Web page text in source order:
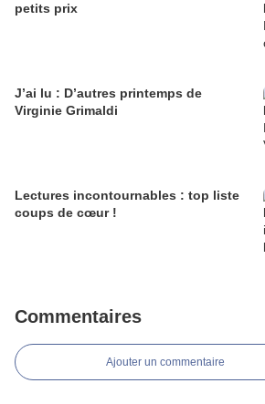
petits prix
J’ai lu : D’autres printemps de
Virginie Grimaldi
Lectures incontournables : top liste
coups de cœur !
Commentaires
Ajouter un commentaire